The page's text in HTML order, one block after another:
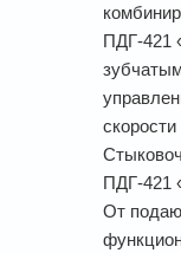
ПДГ-421
ПДГ-421
От